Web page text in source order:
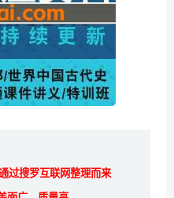
过搜罗互联网整理而来